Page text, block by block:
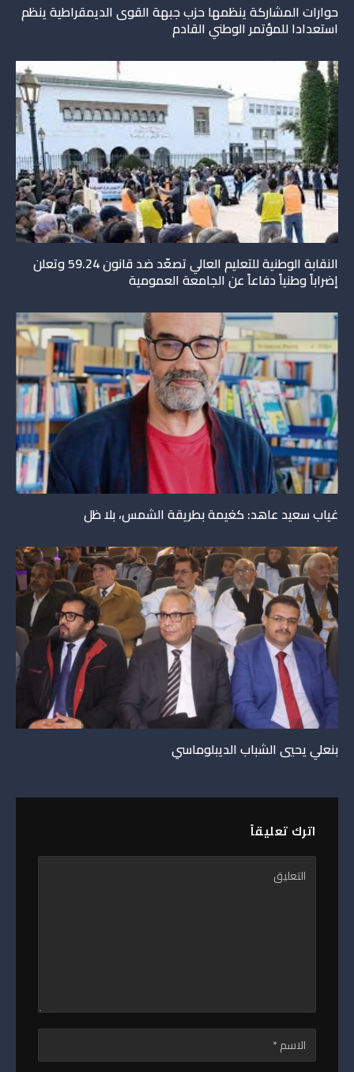
حوارات المشاركة ينظمها حزب جبهة القوى الديمقراطية ينظم
استعدادا للمؤتمر الوطني القادم
النقابة الوطنية للتعليم العالي تصعّد ضد قانون 59.24 وتعلن
إضراباً وطنياً دفاعاً عن الجامعة العمومية
غياب سعيد عاهد: كغيمة بطريقة الشمس، بلا ظل
بنعلي يحيي الشباب الديبلوماسي
اترك تعليقاً